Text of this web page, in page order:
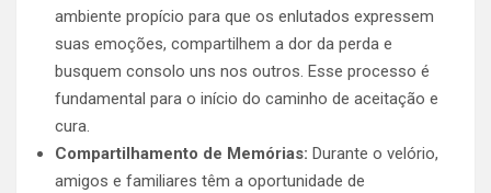
ambiente propício para que os enlutados expressem
suas emoções, compartilhem a dor da perda e
busquem consolo uns nos outros. Esse processo é
fundamental para o início do caminho de aceitação e
cura.
Compartilhamento de Memórias: Durante o velório,
amigos e familiares têm a oportunidade de